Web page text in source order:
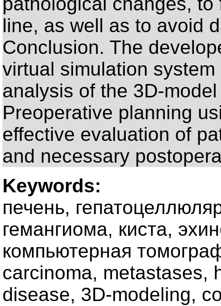
line, as well as to avoid
Conclusion. The
virtual simulation
analysis of the 3D-
Preoperative planning
effective evaluation of
and necessary
Keywords:
печень,
гемангиома, киста,
компьютерная
carcinoma, metastases,
disease, 3D-modeling,